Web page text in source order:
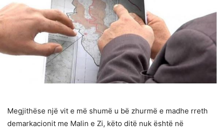
Megjithëse një vit e më shumë u bë zhurmë e madhe rreth
demarkacionit me Malin e Zi, këto ditë nuk është në